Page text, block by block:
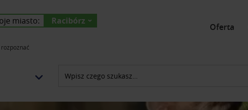
miasto: Racibórz
Oferta
rozpoznać